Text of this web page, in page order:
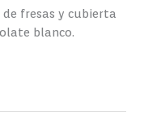
fresas y cubierta
blanco.